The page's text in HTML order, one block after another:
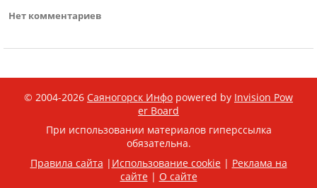
Нет комментариев
© 2004-2026 Саяногорск Инфо powered by Invision Pow
er Board
При использовании материалов гиперссылка
обязательна.
Правила сайта | Использование cookie| Реклама на
сайте| О сайте